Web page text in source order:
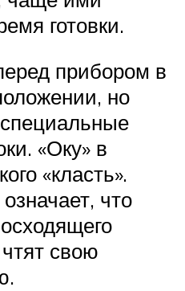
готовки.
прибором в
но
«Оку» в
«класть».
что
свою